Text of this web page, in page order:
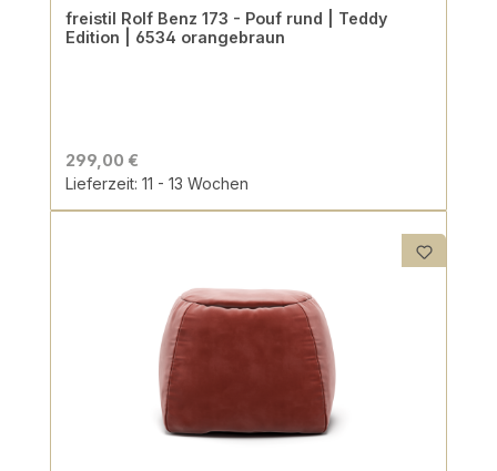
freistil Rolf Benz 173 - Pouf rund | Teddy
Edition | 6534 orangebraun
299,00 €
Lieferzeit: 11 - 13 Wochen